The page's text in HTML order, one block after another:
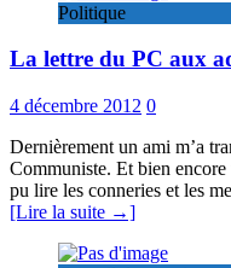
Politique
La lettre du PC aux
4 décembre 2012 0
Dernièrement un ami m’a
Communiste. Et bien
pu lire les conneries et les
[Lire la suite →]